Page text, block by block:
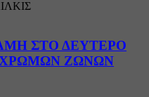
ΣΤΟ ΔΕΥΤΕΡΟ
ΖΩΝΩΝ